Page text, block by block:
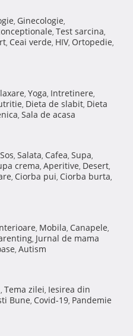
, Ginecologie,
, Test sarcina,
, Ceai verde, HIV, Ortopedie,
, Yoga, Intretinere,
, Dieta de slabit, Dieta
, Sala de acasa
Sos, Salata, Cafea, Supa,
crema, Aperitive, Desert,
, Ciorba pui, Ciorba burta,
, Mobila, Canapele,
, Jurnal de mama
, Autism
, Tema zilei, Iesirea din
Bune, Covid-19, Pandemie